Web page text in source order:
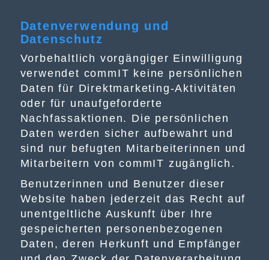
Datenverwendung und
Datenschutz
Vorbehaltlich vorgängiger Einwilligung
verwendet commIT keine persönlichen
Daten für Direktmarketing-Aktivitäten
oder für unaufgeforderte
Nachfassaktionen. Die persönlichen
Daten werden sicher aufbewahrt und
sind nur befugten Mitarbeiterinnen und
Mitarbeitern von commIT zugänglich.
Benutzerinnen und Benutzer dieser
Website haben jederzeit das Recht auf
unentgeltliche Auskunft über Ihre
gespeicherten personenbezogenen
Daten, deren Herkunft und Empfänger